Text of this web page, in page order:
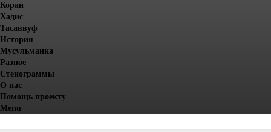
Коран
Хадис
Тасаввуф
История
Мусульманка
Разное
Стенограммы
О нас
Помощь проекту
Menu